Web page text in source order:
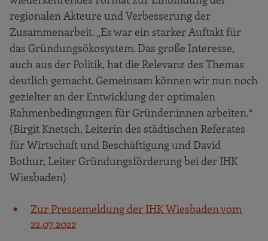
regionalen Akteure und Verbesserung der
Zusammenarbeit. „Es war ein starker Auftakt für
das Gründungsökosystem. Das große Interesse,
auch aus der Politik, hat die Relevanz des Themas
deutlich gemacht. Gemeinsam können wir nun noch
gezielter an der Entwicklung der optimalen
Rahmenbedingungen für Gründer:innen arbeiten.“
(Birgit Knetsch, Leiterin des städtischen Referates
für Wirtschaft und Beschäftigung und David
Bothur, Leiter Gründungsförderung bei der IHK
Wiesbaden)
Zur Pressemeldung der IHK Wiesbaden vom
22.07.2022